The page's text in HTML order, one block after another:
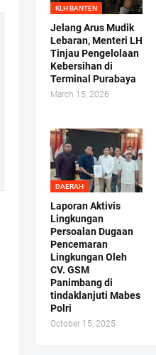
KLH BANTEN
Jelang Arus Mudik
Lebaran, Menteri LH
Tinjau Pengelolaan
Kebersihan di
Terminal Purabaya
March 15, 2026
DAERAH
Laporan Aktivis
Lingkungan
Persoalan Dugaan
Pencemaran
Lingkungan Oleh
CV. GSM
Panimbang di
tindaklanjuti Mabes
Polri
October 15, 2025